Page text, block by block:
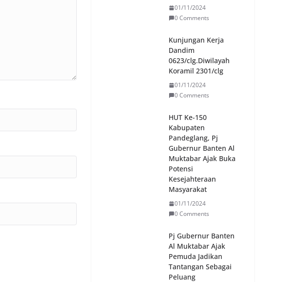
01/11/2024
0 Comments
Kunjungan Kerja
Dandim
0623/clg.Diwilayah
Koramil 2301/clg
01/11/2024
0 Comments
HUT Ke-150
Kabupaten
Pandeglang, Pj
Gubernur Banten Al
Muktabar Ajak Buka
Potensi
Kesejahteraan
Masyarakat
01/11/2024
0 Comments
Pj Gubernur Banten
Al Muktabar Ajak
Pemuda Jadikan
Tantangan Sebagai
Peluang